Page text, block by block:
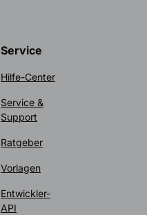
Service
Hilfe-Center
Service &
Support
Ratgeber
Vorlagen
Entwickler-
API